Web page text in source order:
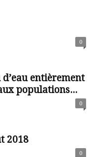
0
entièrement
populations...
0
2018
0